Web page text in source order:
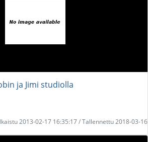
ja Jimi studiolla
2013-02-17 16:35:17 / Tallennettu 2018-03-16